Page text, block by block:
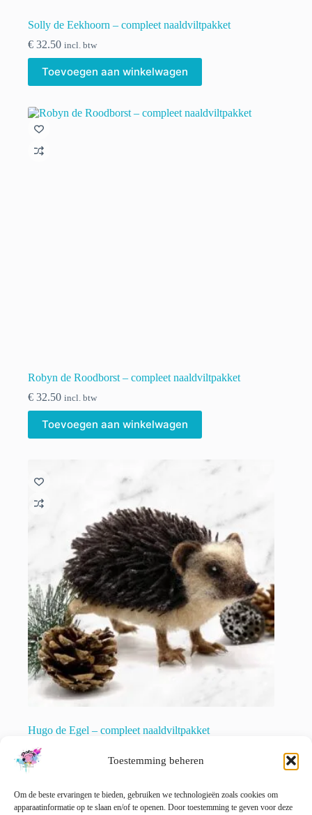
Toestemming beheren
Om de beste ervaringen te bieden, gebruiken we technologieën zoals cookies om
apparaatinformatie op te slaan en/of te openen. Door toestemming te geven voor deze
Solly de Eekhoorn – compleet naaldviltpakket
€ 32.50 incl. btw
Toevoegen aan winkelwagen
Robyn de Roodborst – compleet naaldviltpakket
€ 32.50 incl. btw
Toevoegen aan winkelwagen
Hugo de Egel – compleet naaldviltpakket
€32.50